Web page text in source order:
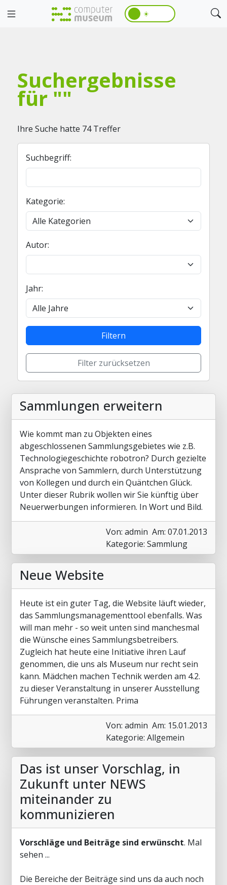
☀️
Suchergebnisse
für ""
Ihre Suche hatte 74 Treffer
Suchbegriff:
Kategorie:
Autor:
Jahr:
Filtern
Filter zurücksetzen
Sammlungen erweitern
Wie kommt man zu Objekten eines
abgeschlossenen Sammlungsgebietes wie z.B.
Technologiegeschichte robotron? Durch gezielte
Ansprache von Sammlern, durch Unterstützung
von Kollegen und durch ein Quäntchen Glück.
Unter dieser Rubrik wollen wir Sie künftig über
Neuerwerbungen informieren. In Wort und Bild.
Von: admin Am: 07.01.2013
Kategorie: Sammlung
Neue Website
Heute ist ein guter Tag, die Website läuft wieder,
das Sammlungsmanagementtool ebenfalls. Was
will man mehr - so weit unten sind manchesmal
die Wünsche eines Sammlungsbetreibers.
Zugleich hat heute eine Initiative ihren Lauf
genommen, die uns als Museum nur recht sein
kann. Mädchen machen Technik werden am 4.2.
zu dieser Veranstaltung in unserer Ausstellung
Führungen veranstalten. Prima
Von: admin Am: 15.01.2013
Kategorie: Allgemein
Das ist unser Vorschlag, in
Zukunft unter NEWS
miteinander zu
kommunizieren
Vorschläge und Beiträge sind erwünscht. Mal
sehen ...
Die Bereiche der Beiträge sind uns da auch noch